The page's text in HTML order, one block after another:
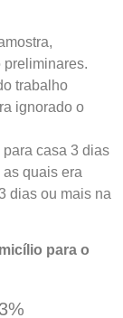
preliminares.
trabalho
ignorado o
para casa 3 dias
quais era
dias ou mais na
para o